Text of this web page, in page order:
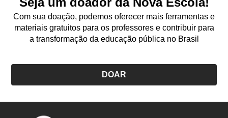
Com sua doação, podemos oferecer mais ferramentas e
materiais gratuitos para os professores e contribuir para
a transformação da educação pública no Brasil
DOAR